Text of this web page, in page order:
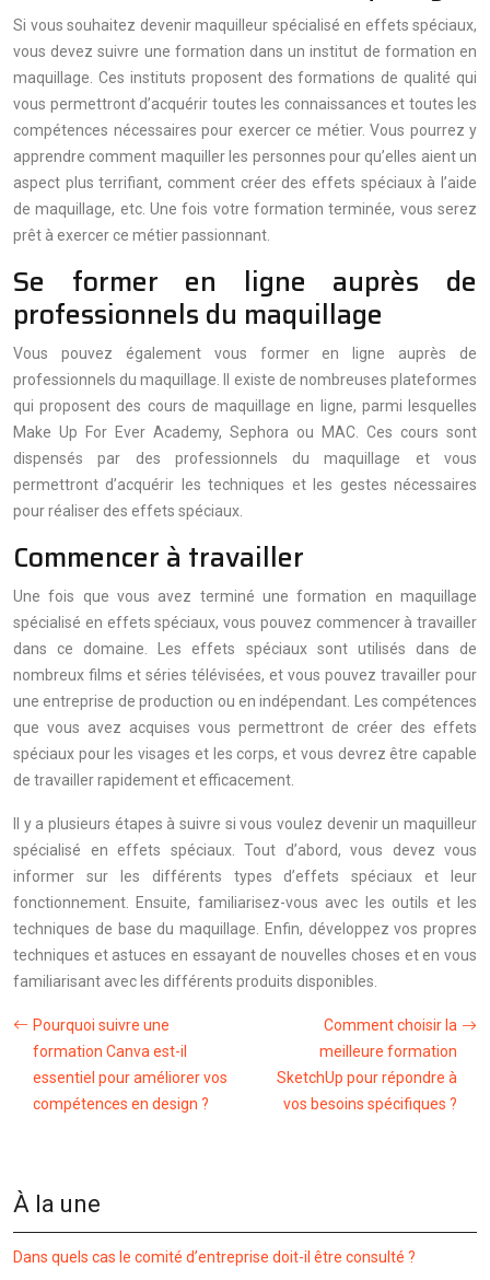
Si vous souhaitez devenir maquilleur spécialisé en effets spéciaux,
vous devez suivre une formation dans un institut de formation en
maquillage. Ces instituts proposent des formations de qualité qui
vous permettront d’acquérir toutes les connaissances et toutes les
compétences nécessaires pour exercer ce métier. Vous pourrez y
apprendre comment maquiller les personnes pour qu’elles aient un
aspect plus terrifiant, comment créer des effets spéciaux à l’aide
de maquillage, etc. Une fois votre formation terminée, vous serez
prêt à exercer ce métier passionnant.
Se former en ligne auprès de
professionnels du maquillage
Vous pouvez également vous former en ligne auprès de
professionnels du maquillage. Il existe de nombreuses plateformes
qui proposent des cours de maquillage en ligne, parmi lesquelles
Make Up For Ever Academy, Sephora ou MAC. Ces cours sont
dispensés par des professionnels du maquillage et vous
permettront d’acquérir les techniques et les gestes nécessaires
pour réaliser des effets spéciaux.
Commencer à travailler
Une fois que vous avez terminé une formation en maquillage
spécialisé en effets spéciaux, vous pouvez commencer à travailler
dans ce domaine. Les effets spéciaux sont utilisés dans de
nombreux films et séries télévisées, et vous pouvez travailler pour
une entreprise de production ou en indépendant. Les compétences
que vous avez acquises vous permettront de créer des effets
spéciaux pour les visages et les corps, et vous devrez être capable
de travailler rapidement et efficacement.
Il y a plusieurs étapes à suivre si vous voulez devenir un maquilleur
spécialisé en effets spéciaux. Tout d’abord, vous devez vous
informer sur les différents types d’effets spéciaux et leur
fonctionnement. Ensuite, familiarisez-vous avec les outils et les
techniques de base du maquillage. Enfin, développez vos propres
techniques et astuces en essayant de nouvelles choses et en vous
familiarisant avec les différents produits disponibles.
Pourquoi suivre une
formation Canva est-il
essentiel pour améliorer vos
compétences en design ?
Comment choisir la
meilleure formation
SketchUp pour répondre à
vos besoins spécifiques ?
À la une
Dans quels cas le comité d’entreprise doit-il être consulté ?